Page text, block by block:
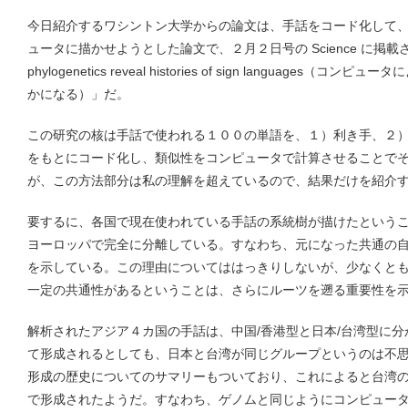
今日紹介するワシントン大学からの論文は、手話をコード化して
ュータに描かせようとした論文で、２月２日号の Science に掲載
phylogenetics reveal histories of sign languages（コンピュータ
かになる）」だ。
この研究の核は手話で使われる１００の単語を、１）利き手、２
をもとにコード化し、類似性をコンピュータで計算させることで
が、この方法部分は私の理解を超えているので、結果だけを紹介
要するに、各国で現在使われている手話の系統樹が描けたという
ヨーロッパで完全に分離している。すなわち、元になった共通の
を示している。この理由についてははっきりしないが、少なくと
一定の共通性があるということは、さらにルーツを遡る重要性を
解析されたアジア４カ国の手話は、中国/香港型と日本/台湾型に
て形成されるとしても、日本と台湾が同じグループというのは不
形成の歴史についてのサマリーもついており、これによると台湾
で形成されたようだ。すなわち、ゲノムと同じようにコンピュー